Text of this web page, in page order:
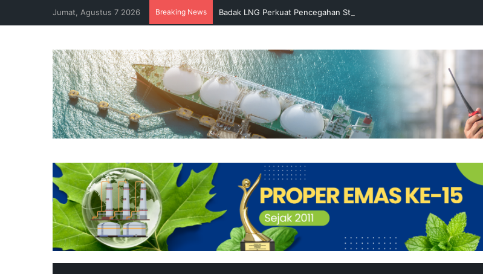
Jumat, Agustus 7 2026 Breaking News Badak LNG Perkuat Pencegahan Stunting melalui Program Akar Ranting